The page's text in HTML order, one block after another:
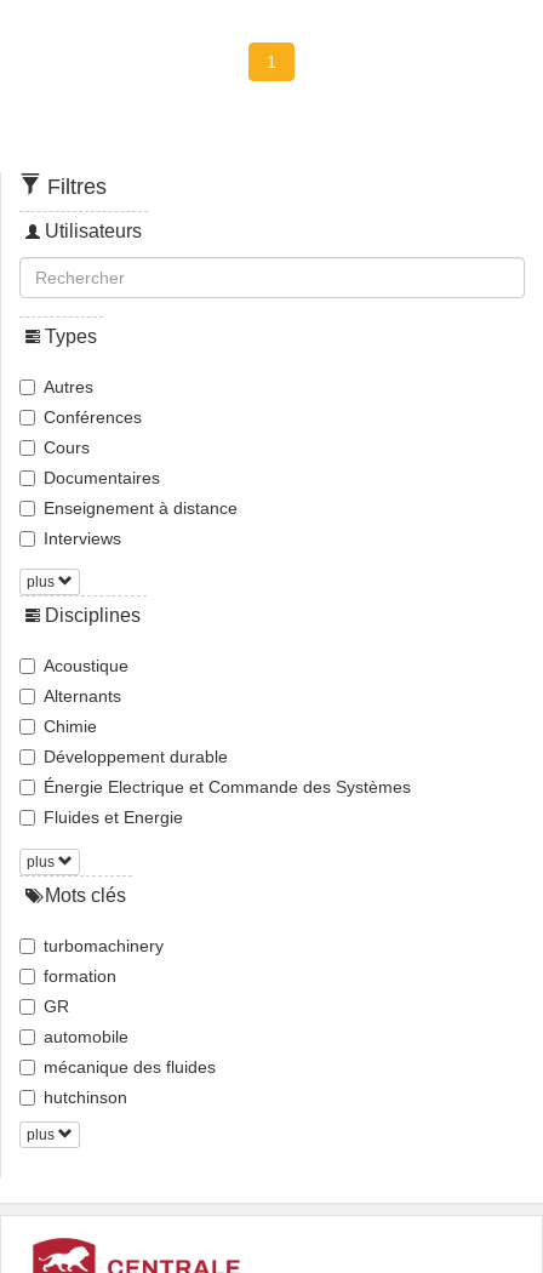
1
Filtres
Utilisateurs
Types
Autres
Conférences
Cours
Documentaires
Enseignement à distance
Interviews
plus
Disciplines
Acoustique
Alternants
Chimie
Développement durable
Énergie Electrique et Commande des Systèmes
Fluides et Energie
plus
Mots clés
turbomachinery
formation
GR
automobile
mécanique des fluides
hutchinson
plus